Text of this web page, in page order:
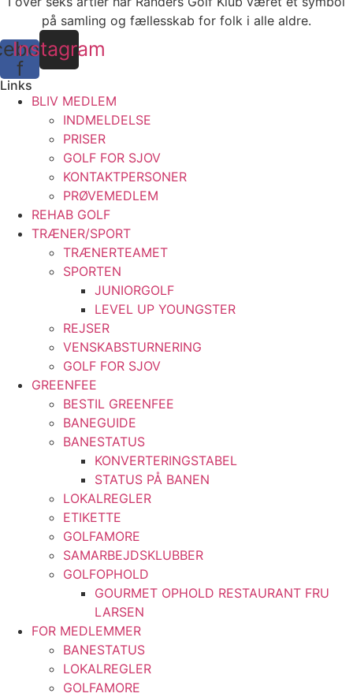
på samling og fællesskab for folk i alle aldre.
f
Instagram
Links
BLIV MEDLEM
INDMELDELSE
PRISER
GOLF FOR SJOV
KONTAKTPERSONER
PRØVEMEDLEM
REHAB GOLF
TRÆNER/SPORT
TRÆNERTEAMET
SPORTEN
JUNIORGOLF
LEVEL UP YOUNGSTER
REJSER
VENSKABSTURNERING
GOLF FOR SJOV
GREENFEE
BESTIL GREENFEE
BANEGUIDE
BANESTATUS
KONVERTERINGSTABEL
STATUS PÅ BANEN
LOKALREGLER
ETIKETTE
GOLFAMORE
SAMARBEJDSKLUBBER
GOLFOPHOLD
GOURMET OPHOLD RESTAURANT FRU
LARSEN
FOR MEDLEMMER
BANESTATUS
LOKALREGLER
GOLFAMORE